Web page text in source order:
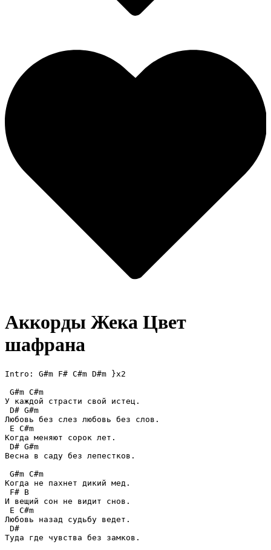
Аккорды Жека Цвет
шафрана
Intro: G#m F# C#m D#m }x2
G#m C#m
У каждой страсти свой истец.
D# G#m
Любовь без слез любовь без слов.
E C#m
Когда меняют сорок лет.
D# G#m
Весна в саду без лепестков.
G#m C#m
Когда не пахнет дикий мед.
F# B
И вещий сон не видит снов.
E C#m
Любовь назад судьбу ведет.
D#
Туда где чувства без замков.